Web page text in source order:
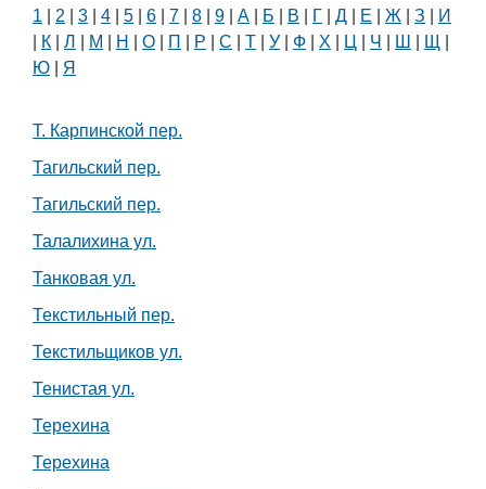
1 2 3 4 5 6 7 8 9 А Б В Г Д Е Ж З
И
К Л М Н О П Р С Т У Ф Х Ц Ч Ш Щ
Ю
Я
Т. Карпинской пер.
Тагильский пер.
Тагильский пер.
Талалихина ул.
Танковая ул.
Текстильный пер.
Текстильщиков ул.
Тенистая ул.
Терехина
Терехина